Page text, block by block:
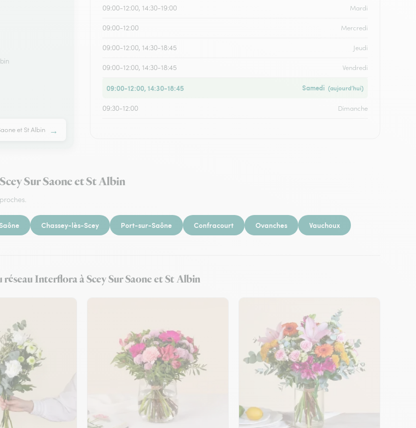
et St Albin →
09:00-12:00, 14:30-19:00 Mardi
09:00-12:00 Mercredi
09:00-12:00, 14:30-18:45 Jeudi
09:00-12:00, 14:30-18:45 Vendredi
09:00-12:00, 14:30-18:45 Samedi (aujourd’hui)
09:30-12:00 Dimanche
Sur Saone et St Albin
Chassey-lès-Scey Port-sur-Saône Confracourt Ovanches Vauchoux
Interflora à Scey Sur Saone et St Albin